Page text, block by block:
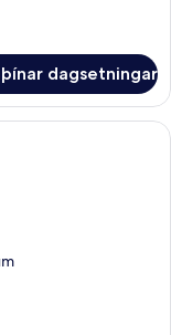
dagsetningar
| Útsýni úr